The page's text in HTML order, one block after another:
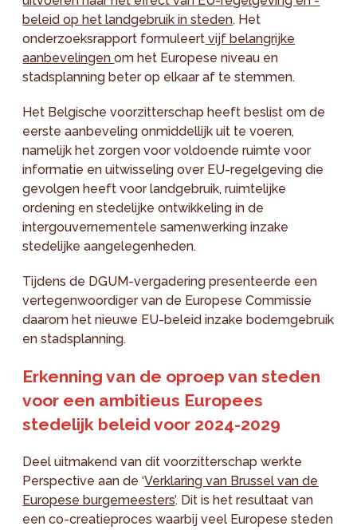
beleid op het landgebruik in steden. Het
onderzoeksrapport formuleert vijf belangrijke
aanbevelingenom het Europese niveau en
stadsplanning beter op elkaar af te stemmen.
Het Belgische voorzitterschap heeft beslist om de
eerste aanbeveling onmiddellijk uit te voeren,
namelijk het zorgen voor voldoende ruimte voor
informatie en uitwisseling over EU-regelgeving die
gevolgen heeft voor landgebruik, ruimtelijke
ordening en stedelijke ontwikkeling in de
intergouvernementele samenwerking inzake
stedelijke aangelegenheden.
Tijdens de DGUM-vergadering presenteerde een
vertegenwoordiger van de Europese Commissie
daarom het nieuwe EU-beleid inzake bodemgebruik
en stadsplanning.
Erkenning van de oproep van steden
voor een ambitieus Europees
stedelijk beleid voor 2024-2029
Deel uitmakend van dit voorzitterschap werkte
Perspective aan de ‘Verklaring van Brussel van de
Europese burgemeesters’. Dit is het resultaat van
een co-creatieproces waarbij veel Europese steden